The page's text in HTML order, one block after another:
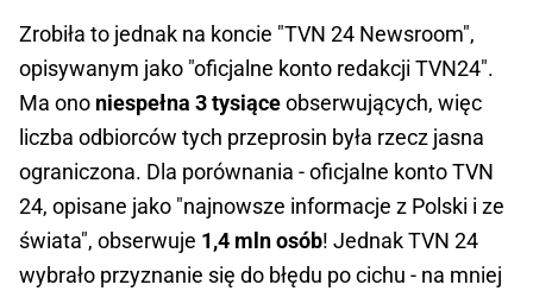
Zrobiła to jednak na koncie "TVN 24 Newsroom",
opisywanym jako "oficjalne konto redakcji TVN24".
Ma ono niespełna 3 tysiąceobserwujących, więc
liczba odbiorców tych przeprosin była rzecz jasna
ograniczona. Dla porównania - oficjalne konto TVN
24, opisane jako "najnowsze informacje z Polski i ze
świata", obserwuje 1,4 mln osób! Jednak TVN 24
wybrało przyznanie się do błędu po cichu - na mniej